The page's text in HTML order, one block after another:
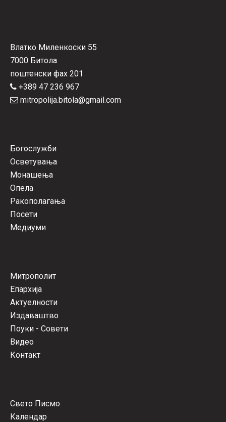
Влатко Миленкоски 55
7000 Битола
поштенски фах 201
+389 47 236 967
mitropolija.bitola@gmail.com
Богослужби
Осветувања
Монашења
Опела
Ракополагања
Посети
Медиуми
Митрополит
Епархија
Актуелности
Издаваштво
Поуки - Совети
Видео
Контакт
Свето Писмо
Календар